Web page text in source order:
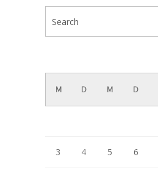
M D M D
3 4 5 6